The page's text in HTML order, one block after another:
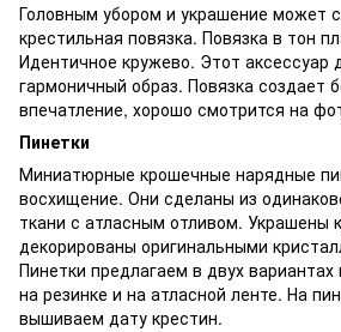
Головным убором и украшение может
крестильная повязка. Повязка в тон
Идентичное кружево. Этот аксессуар
гармоничный образ. Повязка создает
впечатление, хорошо смотрится на
Пинетки
Миниатюрные крошечные нарядные
восхищение. Они сделаны из
ткани с атласным отливом. Украшены
декорированы оригинальными
Пинетки предлагаем в двух
на резинке и на атласной ленте. На
вышиваем дату крестин.